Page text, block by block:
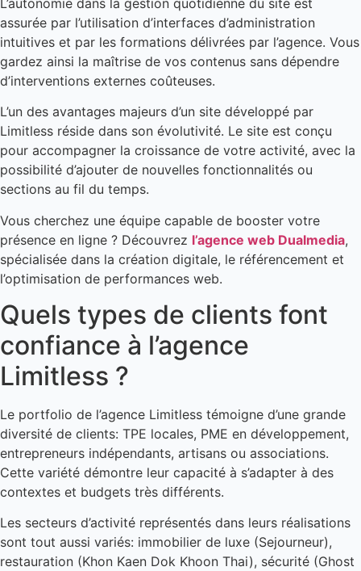
assurée par l’utilisation d’interfaces d’administration
intuitives et par les formations délivrées par l’agence. Vous
gardez ainsi la maîtrise de vos contenus sans dépendre
d’interventions externes coûteuses.
L’un des avantages majeurs d’un site développé par
Limitless réside dans son évolutivité. Le site est conçu
pour accompagner la croissance de votre activité, avec la
possibilité d’ajouter de nouvelles fonctionnalités ou
sections au fil du temps.
Vous cherchez une équipe capable de booster votre
présence en ligne ? Découvrez l’agence web Dualmedia,
spécialisée dans la création digitale, le référencement et
l’optimisation de performances web.
Quels types de clients font
confiance à l’agence
Limitless ?
Le portfolio de l’agence Limitless témoigne d’une grande
diversité de clients: TPE locales, PME en développement,
entrepreneurs indépendants, artisans ou associations.
Cette variété démontre leur capacité à s’adapter à des
contextes et budgets très différents.
Les secteurs d’activité représentés dans leurs réalisations
sont tout aussi variés: immobilier de luxe (Sejourneur),
restauration (Khon Kaen Dok Khoon Thai), sécurité (Ghost